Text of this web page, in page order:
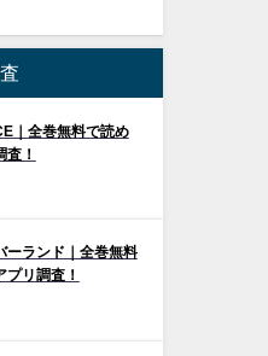
｜全巻無料で読め
査！
ーランド｜全巻無料
プリ調査！